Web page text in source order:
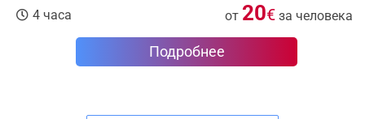
4 часа
от 20€ за человека
Подробнее